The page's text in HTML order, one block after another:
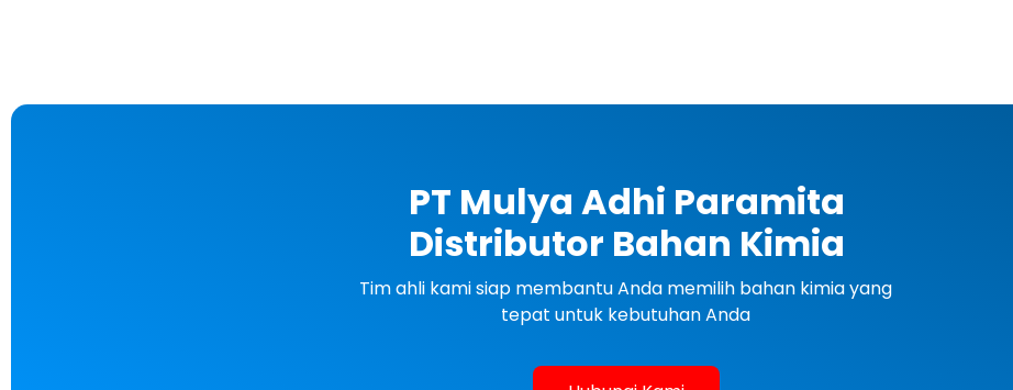
PT Mulya Adhi Paramita
Distributor Bahan Kimia
Tim ahli kami siap membantu Anda memilih bahan kimia yang
tepat untuk kebutuhan Anda